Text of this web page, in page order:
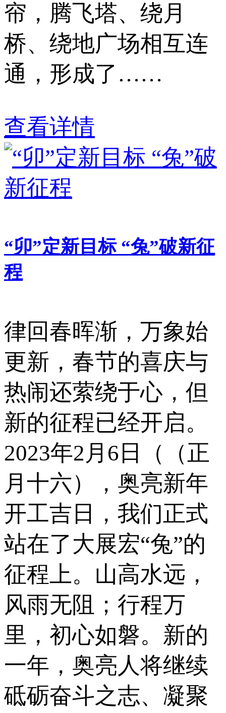
帘，腾飞塔、绕月
桥、绕地广场相互连
通，形成了……
查看详情
“卯”定新目标 “兔”破新征
程
律回春晖渐，万象始
更新，春节的喜庆与
热闹还萦绕于心，但
新的征程已经开启。
2023年2月6日（（正
月十六），奥亮新年
开工吉日，我们正式
站在了大展宏“兔”的
征程上。山高水远，
风雨无阻；行程万
里，初心如磐。新的
一年，奥亮人将继续
砥砺奋斗之志、凝聚